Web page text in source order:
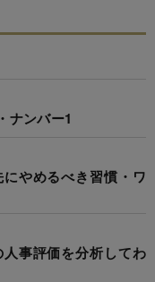
ナンバー1
やめるべき習慣・ワ
事評価を分析してわ